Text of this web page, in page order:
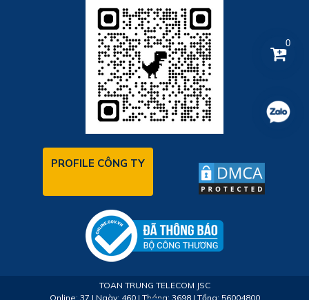
PROFILE CÔNG TY
TOAN TRUNG TELECOM JSC
Online: 37 | Ngày: 460 | Tháng: 3698 | Tổng: 56004800
0